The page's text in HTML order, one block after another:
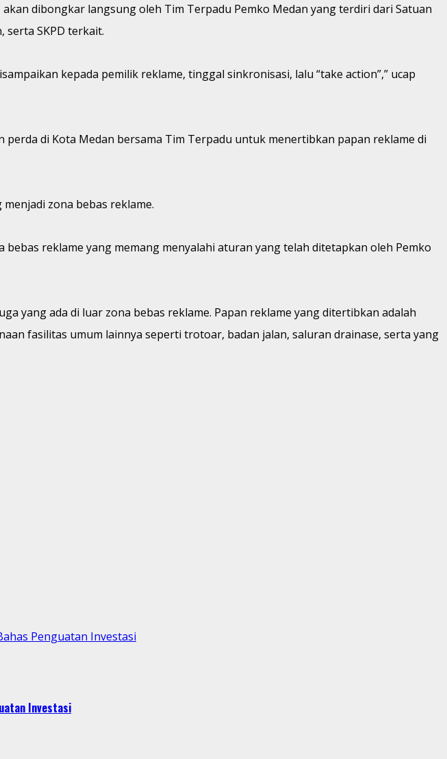
dibongkar langsung oleh Tim Terpadu Pemko Medan yang terdiri dari Satuan
serta SKPD terkait.
kepada pemilik reklame, tinggal sinkronisasi, lalu “take action”,” ucap
di Kota Medan bersama Tim Terpadu untuk menertibkan papan reklame di
zona bebas reklame.
reklame yang memang menyalahi aturan yang telah ditetapkan oleh Pemko
yang ada di luar zona bebas reklame. Papan reklame yang ditertibkan adalah
fasilitas umum lainnya seperti trotoar, badan jalan, saluran drainase, serta yang
Penguatan Investasi
Investasi